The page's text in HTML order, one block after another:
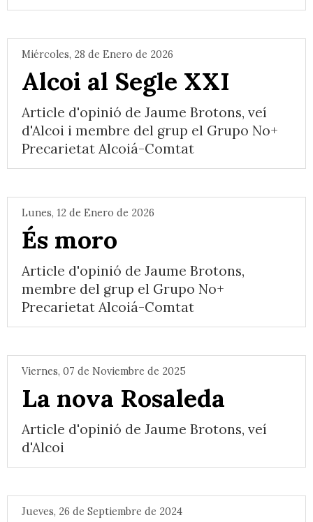
Miércoles, 28 de Enero de 2026
Alcoi al Segle XXI
Article d'opinió de Jaume Brotons, veí
d'Alcoi i membre del grup el Grupo No+
Precarietat Alcoiá-Comtat
Lunes, 12 de Enero de 2026
És moro
Article d'opinió de Jaume Brotons,
membre del grup el Grupo No+
Precarietat Alcoiá-Comtat
Viernes, 07 de Noviembre de 2025
La nova Rosaleda
Article d'opinió de Jaume Brotons, veí
d'Alcoi
Jueves, 26 de Septiembre de 2024